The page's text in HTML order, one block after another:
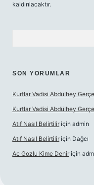
kaldırılacaktır.
SON YORUMLAR
Kurtlar Vadisi Abdülhey
Kurtlar Vadisi Abdülhey
Atıf Nasıl Belirtilir için admin
Atıf Nasıl Belirtilir için Dağcı
Ac Gozlu Kime Denir için